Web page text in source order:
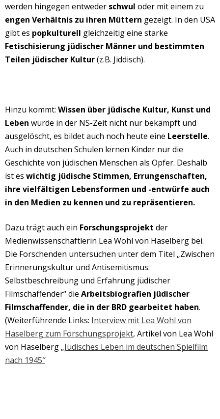
werden hingegen entweder schwul oder mit einem zu
engen Verhältnis zu ihren Müttern gezeigt. In den USA
gibt es popkulturell gleichzeitig eine starke
Fetischisierung jüdischer Männer und bestimmten
Teilen jüdischer Kultur(z.B. Jiddisch).
Hinzu kommt: Wissen über jüdische Kultur, Kunst und
Leben wurde in der NS-Zeit nicht nur bekämpft und
ausgelöscht, es bildet auch noch heute eine Leerstelle.
Auch in deutschen Schulen lernen Kinder nur die
Geschichte von jüdischen Menschen als Opfer. Deshalb
ist es wichtig jüdische Stimmen, Errungenschaften,
ihre vielfältigen Lebensformen und -entwürfe auch
in den Medien zu kennen und zu repräsentieren.
Dazu trägt auch ein Forschungsprojekt der
Medienwissenschaftlerin Lea Wohl von Haselberg bei.
Die Forschenden untersuchen unter dem Titel „Zwischen
Erinnerungskultur und Antisemitismus:
Selbstbeschreibung und Erfahrung jüdischer
Filmschaffender“ die Arbeitsbiografien jüdischer
Filmschaffender, die in der BRD gearbeitet haben.
(Weiterführende Links: Interview mit Lea Wohl von
Haselberg zum Forschungsprojekt, Artikel von Lea Wohl
von Haselberg „Jüdisches Leben im deutschen Spielfilm
nach 1945″